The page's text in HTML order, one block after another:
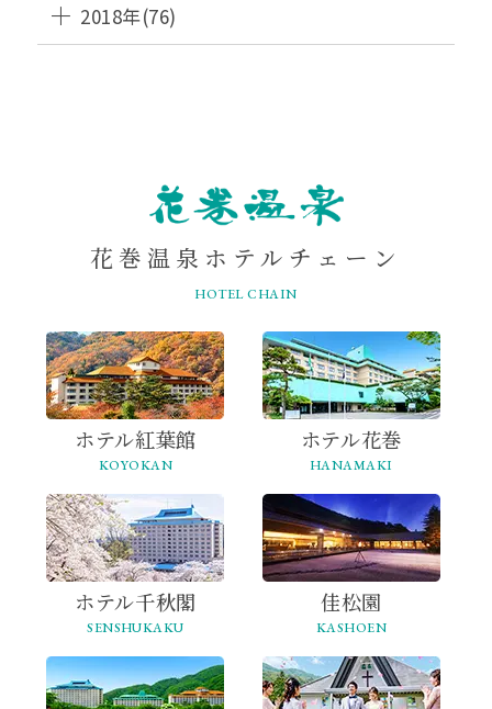
2018年(76)
HANAMAKI
花巻温泉ホテルチェーン
HOTEL CHAIN
ホテル紅葉館
KOYOKAN
ホテル花巻
HANAMAKI
ホテル千秋閣
SENSHUKAKU
佳松園
KASHOEN